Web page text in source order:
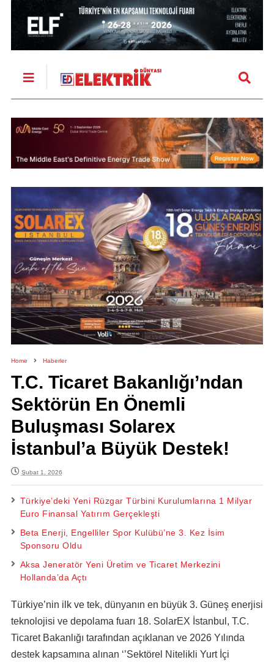
Home Haberler
T.C. Ticaret Bakanlığı’ndan
Sektörün En Önemli
Buluşması Solarex
İstanbul’a Büyük Destek!
Şubat 1, 2026
Türkiye’deki Yeni Rüzgar Türbini Kurulumlarına 1 Milyar
Euro Finansal Yatırım Gerçekleşti
Beta Enerji, Engelliler Spor Kulübü’ne 3. Kez İsim
Sponsoru Oldu
Aksa Jeneratör Yeni Üretim ve Ticaret Merkezini
Hollanda’da Açtı
Türkiye’nin ilk ve tek, dünyanın en büyük 3. Güneş enerjisi
teknolojisi ve depolama fuarı 18. SolarEX İstanbul, T.C.
Ticaret Bakanlığı tarafından açıklanan ve 2026 Yılında
destek kapsamına alınan ‘’Sektörel Nitelikli Yurt İçi